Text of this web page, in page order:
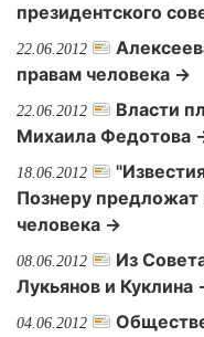
президентского
22.06.2012
правам человека →
22.06.2012
Власти
Михаила Федотова‎
18.06.2012
Познеру предложат
человека →
08.06.2012
Из
Лукьянов и Куклина
04.06.2012